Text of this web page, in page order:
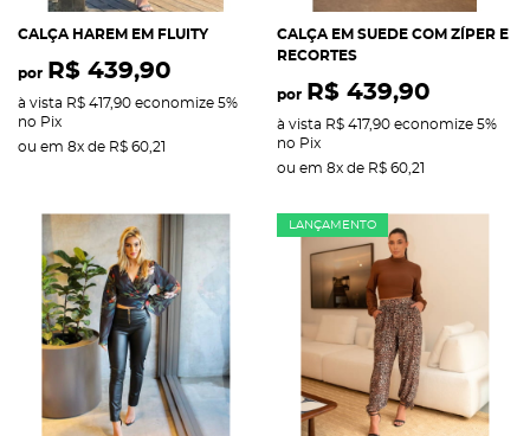
CALÇA HAREM EM FLUITY
por R$ 439,90
à vista R$ 417,90 economize 5%
no Pix
ou em 8x de R$ 60,21
CALÇA EM SUEDE COM ZÍPER E
RECORTES
por R$ 439,90
à vista R$ 417,90 economize 5%
no Pix
ou em 8x de R$ 60,21
LANÇAMENTO